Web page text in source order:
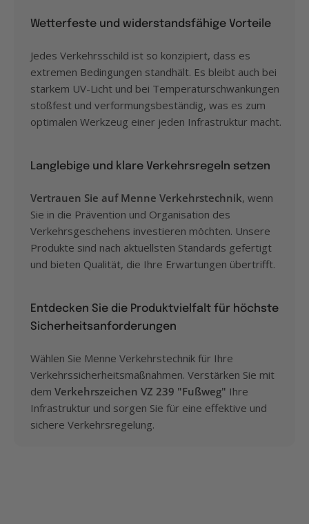
Wetterfeste und widerstandsfähige Vorteile
Jedes Verkehrsschild ist so konzipiert, dass es
extremen Bedingungen standhält. Es bleibt auch bei
starkem UV-Licht und bei Temperaturschwankungen
stoßfest und verformungsbeständig, was es zum
optimalen Werkzeug einer jeden Infrastruktur macht.
Langlebige und klare Verkehrsregeln setzen
Vertrauen Sie auf Menne Verkehrstechnik, wenn
Sie in die Prävention und Organisation des
Verkehrsgeschehens investieren möchten. Unsere
Produkte sind nach aktuellsten Standards gefertigt
und bieten Qualität, die Ihre Erwartungen übertrifft.
Entdecken Sie die Produktvielfalt für höchste
Sicherheitsanforderungen
Wählen Sie Menne Verkehrstechnik für Ihre
Verkehrssicherheitsmaßnahmen. Verstärken Sie mit
dem Verkehrszeichen VZ 239 "Fußweg" Ihre
Infrastruktur und sorgen Sie für eine effektive und
sichere Verkehrsregelung.